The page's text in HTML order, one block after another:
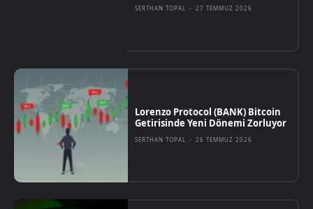
SERTHAN TOPAL - 27 TEMMUZ 2026
Lorenzo Protocol (BANK) Bitcoin
Getirisinde Yeni Dönemi Zorluyor
SERTHAN TOPAL - 26 TEMMUZ 2026